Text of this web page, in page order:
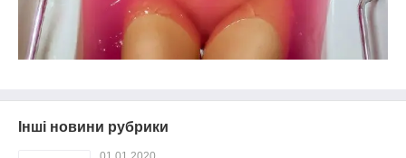
Інші новини рубрики